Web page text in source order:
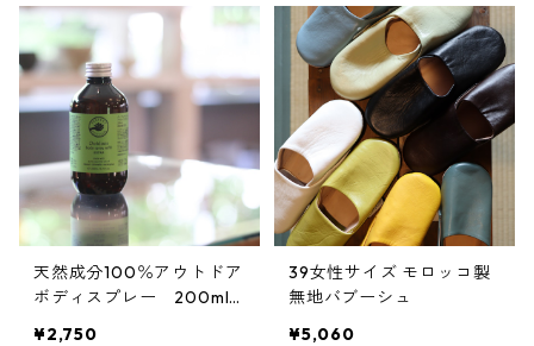
天然成分100％アウトドア
ボディスプレー 200ml
¥2,750
39女性サイズ モロッコ製
無地バブーシュ
¥5,060